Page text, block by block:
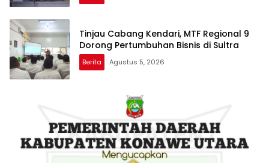
Tinjau Cabang Kendari, MTF Regional 9
Dorong Pertumbuhan Bisnis di Sultra
Berita Agustus 5, 2026